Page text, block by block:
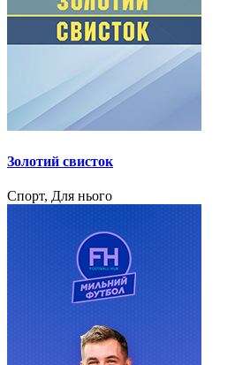
Золотий свисток
Спорт, Для нього